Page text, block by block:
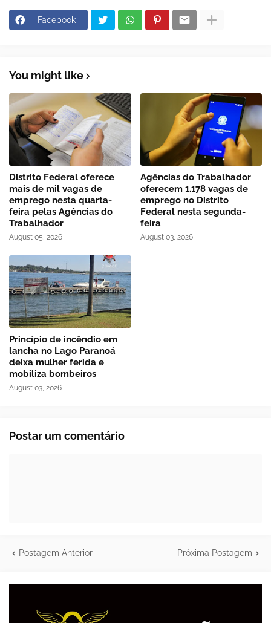
Facebook
You might like
Distrito Federal oferece
mais de mil vagas de
emprego nesta quarta-
feira pelas Agências do
Trabalhador
August 05, 2026
Agências do Trabalhador
oferecem 1.178 vagas de
emprego no Distrito
Federal nesta segunda-
feira
August 03, 2026
Princípio de incêndio em
lancha no Lago Paranoá
deixa mulher ferida e
mobiliza bombeiros
August 03, 2026
Postar um comentário
Postagem Anterior Próxima Postagem